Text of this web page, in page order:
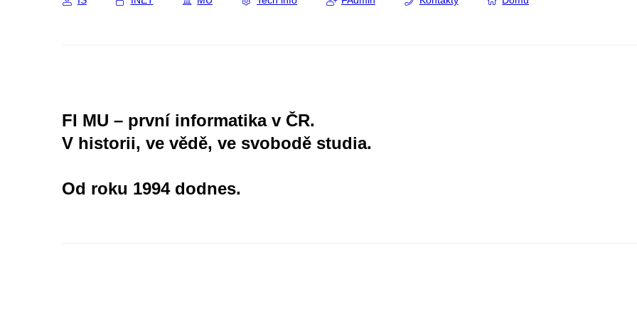
FI MU – první informatika v ČR.
V historii, ve vědě, ve svobodě studia.
Od roku 1994 dodnes.